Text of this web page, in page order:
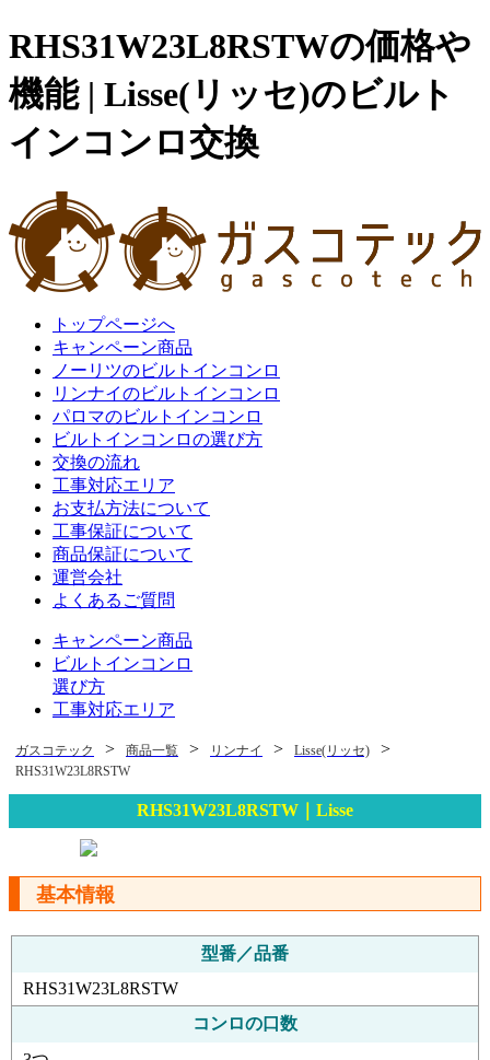
RHS31W23L8RSTWの価格や
機能 | Lisse(リッセ)のビルト
インコンロ交換
トップページへ
キャンペーン商品
ノーリツのビルトインコンロ
リンナイのビルトインコンロ
パロマのビルトインコンロ
ビルトインコンロの選び方
交換の流れ
工事対応エリア
お支払方法について
工事保証について
商品保証について
運営会社
よくあるご質問
キャンペーン商品
ビルトインコンロ
選び方
工事対応エリア
ガスコテック > 商品一覧 > リンナイ > Lisse(リッセ) >
RHS31W23L8RSTW
RHS31W23L8RSTW｜Lisse
基本情報
型番／品番
RHS31W23L8RSTW
コンロの口数